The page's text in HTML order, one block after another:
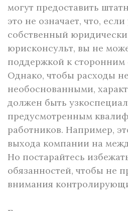
могут предоставить
это не означает, что,
собственный
юрисконсульт, вы не
поддержкой к сторонним
Однако, чтобы расходы
необоснованными,
должен быть
предусмотренным
работников. Например,
выхода компании на
Но постарайтесь
обязанностей, чтобы не
внимания